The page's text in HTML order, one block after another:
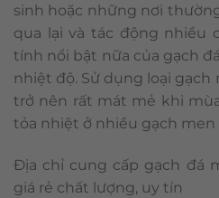
sinh hoặc những nơi
qua lại và tác động nhiều
tính nổi bật nữa của gạch
nhiệt độ. Sử dụng loại gạch
trở nên rất mát mẻ khi
tỏa nhiệt ở nhiều gạch
Địa chỉ cung cấp gạch đá
giá rẻ chất lượng, uy tín